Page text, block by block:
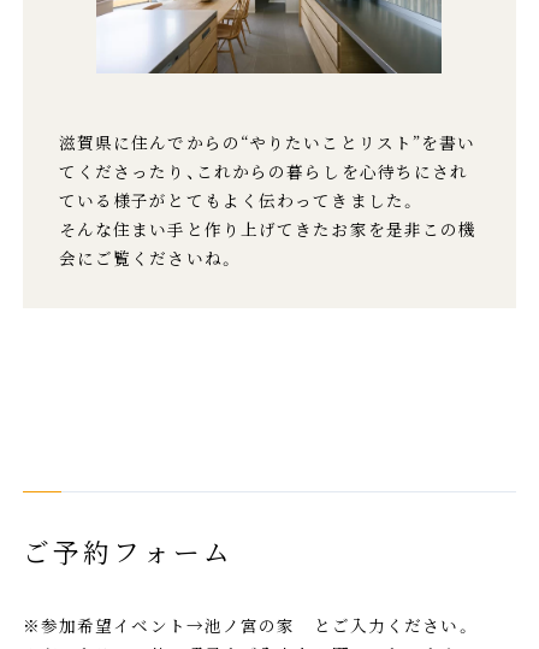
滋賀県に住んでからの“やりたいことリスト”を書い
てくださったり、これからの暮らしを心待ちにされ
ている様子がとてもよく伝わってきました。
そんな住まい手と作り上げてきたお家を是非この機
会にご覧くださいね。
ご予約フォーム
※参加希望イベント→池ノ宮の家 とご入力ください。